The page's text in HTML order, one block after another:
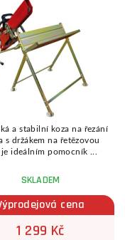
a stabilní koza na řezání
s držákem na řetězovou
ideálním pomocník ...
SKLADEM
cena
1 299 Kč